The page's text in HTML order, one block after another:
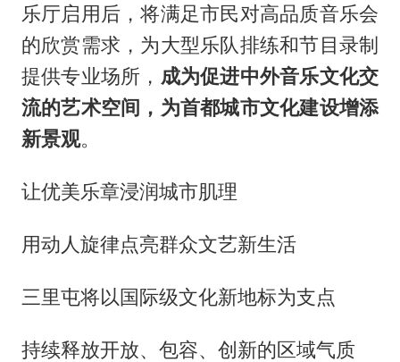
乐厅启用后，将满足市民对高品质音乐会
的欣赏需求，为大型乐队排练和节目录制
提供专业场所， 成为促进中外音乐文化交
流的艺术空间，为首都城市文化建设增添
新景观。
让优美乐章浸润城市肌理
用动人旋律点亮群众文艺新生活
三里屯将以国际级文化新地标为支点
持续释放开放、包容、创新的区域气质